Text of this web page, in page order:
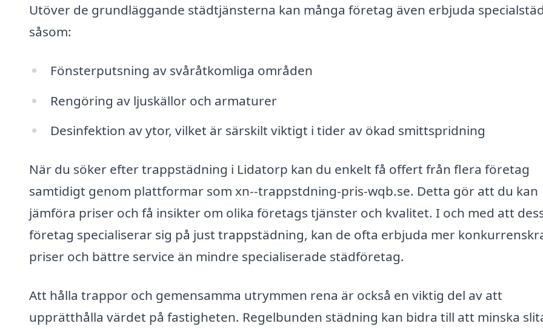
Utöver de grundläggande städtjänsterna kan många företag även erbjuda
såsom:
Fönsterputsning av svåråtkomliga områden
Rengöring av ljuskällor och armaturer
Desinfektion av ytor, vilket är särskilt viktigt i tider av ökad smittspridning
När du söker efter trappstädning i Lidatorp kan du enkelt få offert från flera företag
samtidigt genom plattformar som xn--trappstdning-pris-wqb.se. Detta gör att du kan
jämföra priser och få insikter om olika företags tjänster och kvalitet. I och med att
företag specialiserar sig på just trappstädning, kan de ofta erbjuda mer
priser och bättre service än mindre specialiserade städföretag.
Att hålla trappor och gemensamma utrymmen rena är också en viktig del av att
upprätthålla värdet på fastigheten. Regelbunden städning kan bidra till att minska